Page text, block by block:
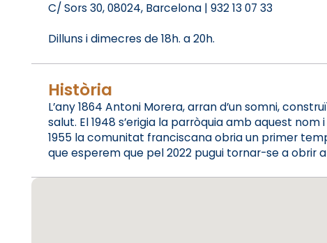
C/ Sors 30, 08024, Barcelona | 932 13 07 33
Dilluns i dimecres de 18h. a 20h.
Història
L’any 1864 Antoni Morera, arran d’un somni,
salut. El 1948 s’erigia la parròquia amb aquest
1955 la comunitat franciscana obria un primer
que esperem que pel 2022 pugui tornar-se a obrir